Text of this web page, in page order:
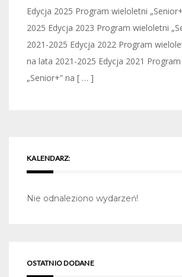
Edycja 2025 Program wieloletni
2025 Edycja 2023 Program wieloletni
2021-2025 Edycja 2022 Program
na lata 2021-2025 Edycja 2021
„Senior+” na [ … ]
KALENDARZ:
Nie odnaleziono wydarzeń!
OSTATNIO DODANE